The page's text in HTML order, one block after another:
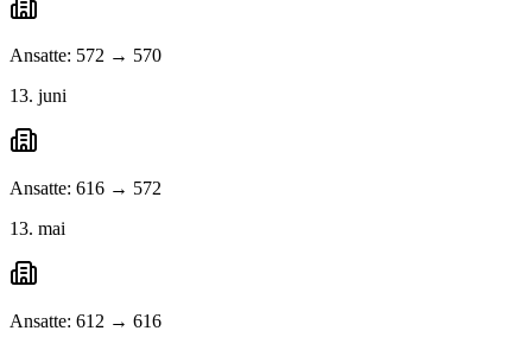
Ansatte: 572 → 570
13. juni
Ansatte: 616 → 572
13. mai
Ansatte: 612 → 616